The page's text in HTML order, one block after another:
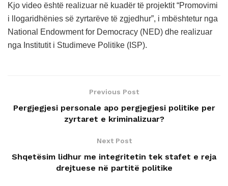
Kjo video është realizuar në kuadër të projektit “Promovimi
i llogaridhënies së zyrtarëve të zgjedhur”, i mbështetur nga
National Endowment for Democracy (NED) dhe realizuar
nga Institutit i Studimeve Politike (ISP).
Previous Post
Pergjegjesi personale apo pergjegjesi politike per
zyrtaret e kriminalizuar?
Next Post
Shqetësim lidhur me integritetin tek stafet e reja
drejtuese në partitë politike